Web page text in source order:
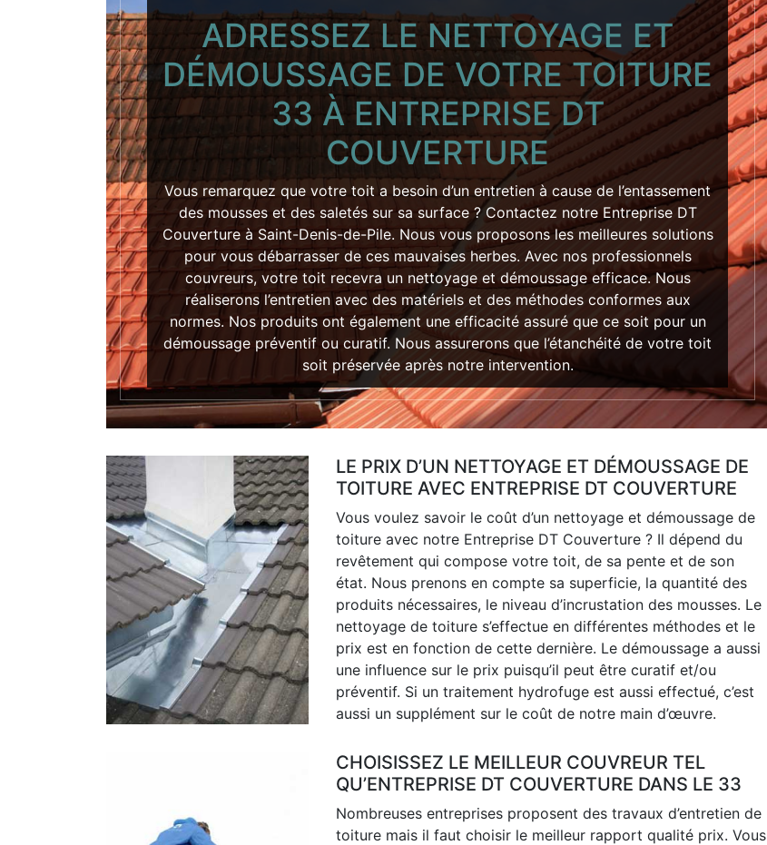
ADRESSEZ LE NETTOYAGE ET
DÉMOUSSAGE DE VOTRE TOITURE
33 À ENTREPRISE DT
COUVERTURE
Vous remarquez que votre toit a besoin d’un entretien à cause de l’entassement
des mousses et des saletés sur sa surface ? Contactez notre Entreprise DT
Couverture à Saint-Denis-de-Pile. Nous vous proposons les meilleures solutions
pour vous débarrasser de ces mauvaises herbes. Avec nos professionnels
couvreurs, votre toit recevra un nettoyage et démoussage efficace. Nous
réaliserons l’entretien avec des matériels et des méthodes conformes aux
normes. Nos produits ont également une efficacité assuré que ce soit pour un
démoussage préventif ou curatif. Nous assurerons que l’étanchéité de votre toit
soit préservée après notre intervention.
LE PRIX D’UN NETTOYAGE ET DÉMOUSSAGE DE
TOITURE AVEC ENTREPRISE DT COUVERTURE
Vous voulez savoir le coût d’un nettoyage et démoussage de
toiture avec notre Entreprise DT Couverture ? Il dépend du
revêtement qui compose votre toit, de sa pente et de son
état. Nous prenons en compte sa superficie, la quantité des
produits nécessaires, le niveau d’incrustation des mousses. Le
nettoyage de toiture s’effectue en différentes méthodes et le
prix est en fonction de cette dernière. Le démoussage a aussi
une influence sur le prix puisqu’il peut être curatif et/ou
préventif. Si un traitement hydrofuge est aussi effectué, c’est
aussi un supplément sur le coût de notre main d’œuvre.
CHOISISSEZ LE MEILLEUR COUVREUR TEL
QU’ENTREPRISE DT COUVERTURE DANS LE 33
Nombreuses entreprises proposent des travaux d’entretien de
toiture mais il faut choisir le meilleur rapport qualité prix. Vous